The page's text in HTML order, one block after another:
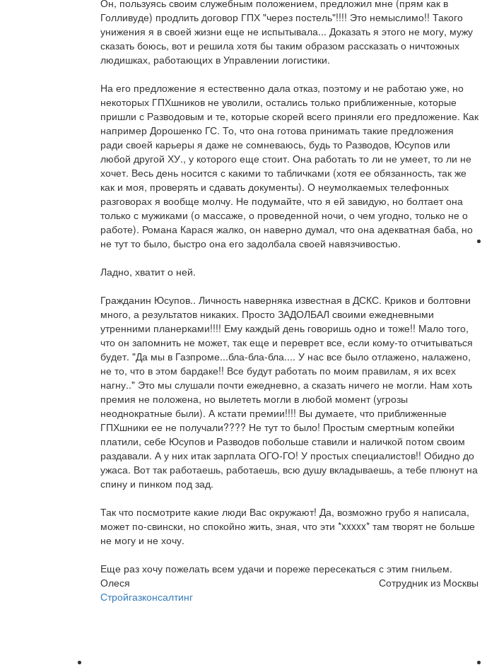
Он, пользуясь своим служебным положением, предложил мне (прям как в
Голливуде) продлить договор ГПХ "через постель"!!!! Это немыслимо!! Такого
унижения я в своей жизни еще не испытывала... Доказать я этого не могу, мужу
сказать боюсь, вот и решила хотя бы таким образом рассказать о ничтожных
людишках, работающих в Управлении логистики.
На его предложение я естественно дала отказ, поэтому и не работаю уже, но
некоторых ГПХшников не уволили, остались только приближенные, которые
пришли с Разводовым и те, которые скорей всего приняли его предложение. Как
например Дорошенко ГС. То, что она готова принимать такие предложения
ради своей карьеры я даже не сомневаюсь, будь то Разводов, Юсупов или
любой другой ХУ., у которого еще стоит. Она работать то ли не умеет, то ли не
хочет. Весь день носится с какими то табличками (хотя ее обязанность, так же
как и моя, проверять и сдавать документы). О неумолкаемых телефонных
разговорах я вообще молчу. Не подумайте, что я ей завидую, но болтает она
только с мужиками (о массаже, о проведенной ночи, о чем угодно, только не о
работе). Романа Карася жалко, он наверно думал, что она адекватная баба, но
не тут то было, быстро она его задолбала своей навязчивостью.
Ладно, хватит о ней.
Гражданин Юсупов.. Личность наверняка известная в ДСКС. Криков и болтовни
много, а результатов никаких. Просто ЗАДОЛБАЛ своими ежедневными
утренними планерками!!!! Ему каждый день говоришь одно и тоже!! Мало того,
что он запомнить не может, так еще и переврет все, если кому-то отчитываться
будет. "Да мы в Газпроме...бла-бла-бла.... У нас все было отлажено, налажено,
не то, что в этом бардаке!! Все будут работать по моим правилам, я их всех
нагну.." Это мы слушали почти ежедневно, а сказать ничего не могли. Нам хоть
премия не положена, но вылететь могли в любой момент (угрозы
неоднократные были). А кстати премии!!!! Вы думаете, что приближенные
ГПХшники ее не получали???? Не тут то было! Простым смертным копейки
платили, себе Юсупов и Разводов побольше ставили и наличкой потом своим
раздавали. А у них итак зарплата ОГО-ГО! У простых специалистов!! Обидно до
ужаса. Вот так работаешь, работаешь, всю душу вкладываешь, а тебе плюнут на
спину и пинком под зад.
Так что посмотрите какие люди Вас окружают! Да, возможно грубо я написала,
может по-свински, но спокойно жить, зная, что эти *xxxxx* там творят не больше
не могу и не хочу.
Еще раз хочу пожелать всем удачи и пореже пересекаться с этим гнильем.
Олеся
Сотрудник из Москвы
Стройгазконсалтинг